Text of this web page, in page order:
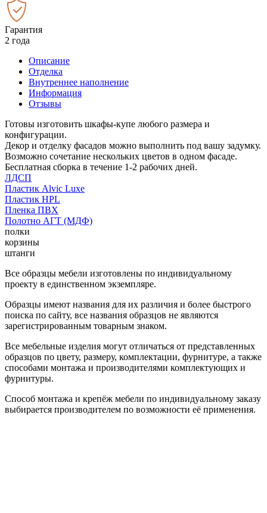
Гарантия
2 года
Описание
Отделка
Внутреннее наполнение
Информация
Отзывы
Готовы изготовить шкафы-купе любого размера и
конфигурации.
Декор и отделку фасадов можно выполнить под вашу задумку.
Возможно сочетание нескольких цветов в одном фасаде.
Бесплатная сборка в течение 1-2 рабочих дней.
ЛДСП
Пластик Alvic Luxe
Пластик HPL
Пленка ПВХ
Полотно АГТ (МДФ)
полки
корзины
штанги
Все образцы мебели изготовлены по индивидуальному
проекту в единственном экземпляре.
Образцы имеют названия для их различия и более быстрого
поиска по сайту, все названия образцов не являются
зарегистрированным товарным знаком.
Все мебельные изделия могут отличаться от представленных
образцов по цвету, размеру, комплектации, фурнитуре, а также
способами монтажа и производителями комплектующих и
фурнитуры.
Способ монтажа и крепёж мебели по индивидуальному заказу
выбирается производителем по возможности её применения.